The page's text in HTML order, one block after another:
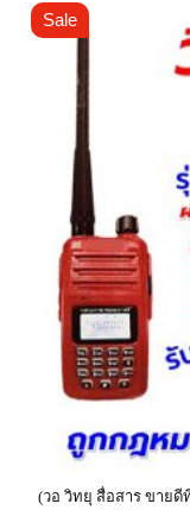
Sale
(วอ วิทยุ สื่อสาร ขาย